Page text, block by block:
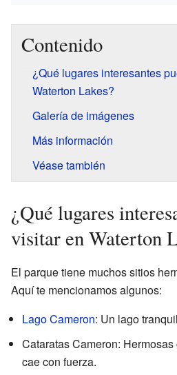
Contenido
¿Qué lugares interesantes
Waterton Lakes?
Galería de imágenes
Más información
Véase también
¿Qué lugares
visitar en Waterton
El parque tiene muchos sitios
Aquí te mencionamos algunos:
Lago Cameron: Un lago
Cataratas Cameron:
cae con fuerza.